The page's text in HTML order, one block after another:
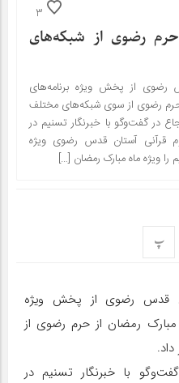
3
رضوی از شبکه‌های
رضوی از پخش ویژه برنامه‌های
حرم رضوی از سوی شبکه‌های مختلف
در گفت‌وگو با خبرنگار تسنیم در
قرآنی آستان قدس رضوی ویژه‌
را ویژه ماه مبارک رمضان […]
پ
قدس رضوی از پخش ویژه
مبارک رمضان از حرم رضوی از
با خبرنگار تسنیم در